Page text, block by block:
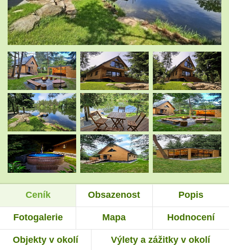
Ceník Obsazenost Popis
Fotogalerie Mapa Hodnocení
Objekty v okolí Výlety a zážitky v okolí